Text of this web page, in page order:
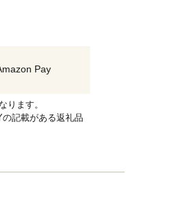
Pay
ります。
記載がある返礼品